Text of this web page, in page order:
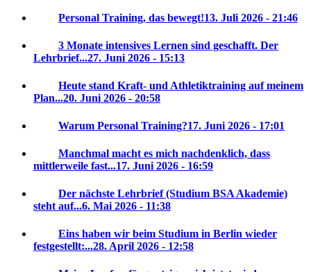
Personal Training, das bewegt!13. Juli 2026 - 21:46
3 Monate intensives Lernen sind geschafft. Der
Lehrbrief...27. Juni 2026 - 15:13
Heute stand Kraft- und Athletiktraining auf meinem
Plan...20. Juni 2026 - 20:58
Warum Personal Training?17. Juni 2026 - 17:01
Manchmal macht es mich nachdenklich, dass
mittlerweile fast...17. Juni 2026 - 16:59
Der nächste Lehrbrief (Studium BSA Akademie)
steht auf...6. Mai 2026 - 11:38
Eins haben wir beim Studium in Berlin wieder
festgestellt:...28. April 2026 - 12:58